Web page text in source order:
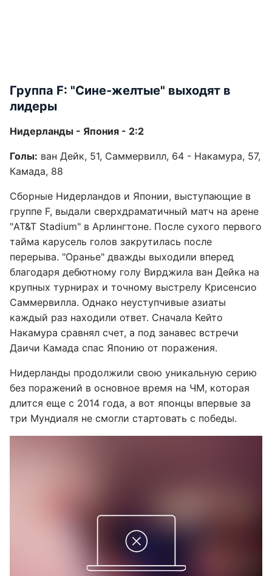
Группа F: "Сине-желтые" выходят в
лидеры
Нидерланды - Япония - 2:2
Голы: ван Дейк, 51, Саммервилл, 64 - Накамура, 57,
Камада, 88
Сборные Нидерландов и Японии, выступающие в
группе F, выдали сверхдраматичный матч на арене
"AT&T Stadium" в Арлингтоне. После сухого первого
тайма карусель голов закрутилась после
перерыва. "Оранье" дважды выходили вперед
благодаря дебютному голу Вирджила ван Дейка на
крупных турнирах и точному выстрелу Крисенсио
Саммервилла. Однако неуступчивые азиаты
каждый раз находили ответ. Сначала Кейто
Накамура сравнял счет, а под занавес встречи
Даичи Камада спас Японию от поражения.
Нидерланды продолжили свою уникальную серию
без поражений в основное время на ЧМ, которая
длится еще с 2014 года, а вот японцы впервые за
три Мундиаля не смогли стартовать с победы.